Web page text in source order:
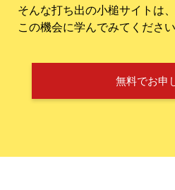
そんな打ち出の小槌サイトは
この機会に学んでみてください
無料でお申